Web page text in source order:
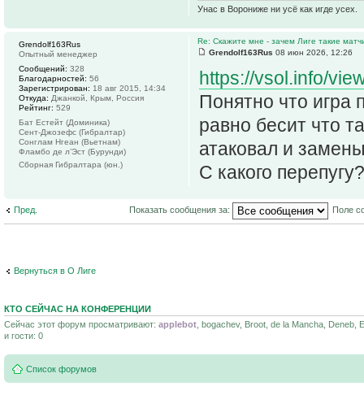
Унас в Ворониже ни усё как игде усех.
Re: Скажите мне - зачем Лиге такие
Grendolf163Rus 08 июн 2026, 12:26
https://vsol.info/
Понятно что игра
равно бесит что
атаковал и
С какого
Grendolf163Rus
Опытный менеджер
Сообщений: 328
Благодарностей: 56
Зарегистрирован: 18 авг 2015, 14:34
Откуда: Джанкой, Крым, Россия
Рейтинг: 529
Бат Естейт (Доминика)
Сент-Джозефс (Гибралтар)
Сонглам Нгеан (Вьетнам)
Фламбо де л’Эст (Бурунди)
Сборная Гибралтара (юн.)
Пред. Показать сообщения за: Поле
Вернуться в О Лиге
КТО СЕЙЧАС НА КОНФЕРЕНЦИИ
Сейчас этот форум просматривают: applebot , bogachev, Broot, de la Mancha,
и гости: 0
Список форумов